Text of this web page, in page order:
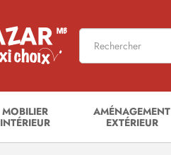
MOBILIER
INTÉRIEUR
AMÉNAGEMENT
EXTÉRIEUR